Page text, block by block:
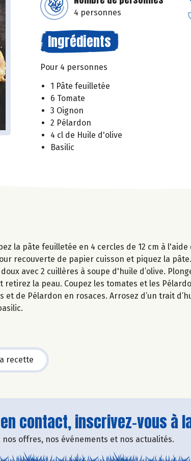
4 personnes
Ingrédients
Pour 4 personnes
1 Pâte feuilletée
6 Tomate
3 Oignon
2 Pélardon
4 cl de Huile d'olive
Basilic
la pâte feuilletée en 4 cercles de 12 cm à
recouverte de papier cuisson et piquez la
avec 2 cuillères à soupe d'huile d’olive.
la peau. Coupez les tomates et les
de Pélardon en rosaces. Arrosez d’un trait
recette
contact, inscrivez-vous à
nos offres, nos événements et nos actualités.